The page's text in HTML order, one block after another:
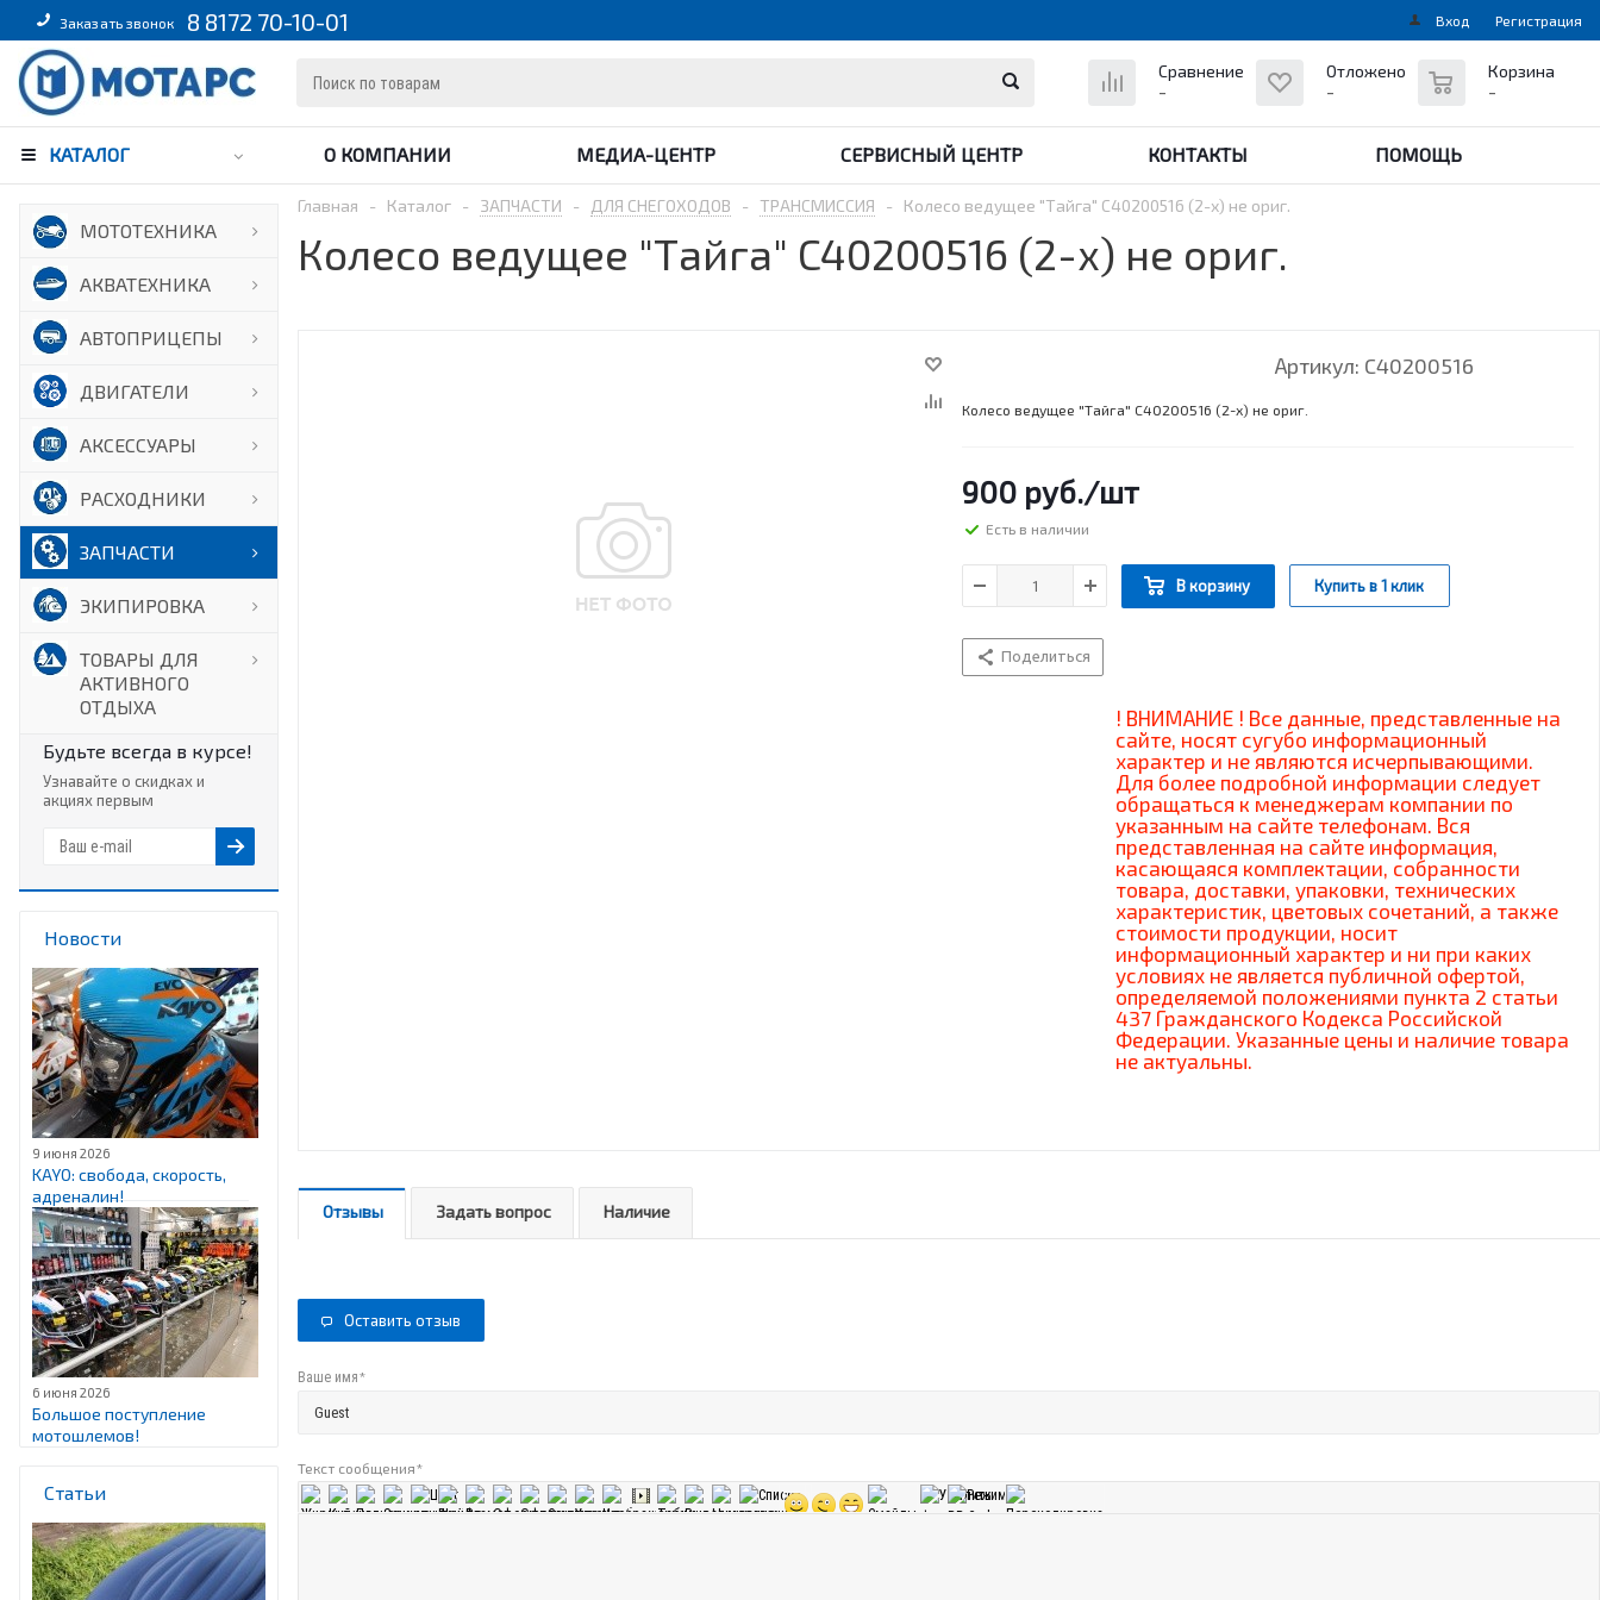
Заказать звонок 8 8172 70-10-01 Вход Регистрация
Сравнение
-
Отложено
-
Корзина
-
КАТАЛОГ О КОМПАНИИ МЕДИА-ЦЕНТР СЕРВИСНЫЙ ЦЕНТР КОНТАКТЫ ПОМОЩЬ
МОТОТЕХНИКА
АКВАТЕХНИКА
АВТОПРИЦЕПЫ
ДВИГАТЕЛИ
АКСЕССУАРЫ
РАСХОДНИКИ
ЗАПЧАСТИ
ЭКИПИРОВКА
ТОВАРЫ ДЛЯ
АКТИВНОГО
ОТДЫХА
Будьте всегда в курсе!
Узнавайте о скидках и
акциях первым
Новости
9 июня 2026
KAYO: свобода, скорость,
адреналин!
6 июня 2026
Большое поступление
мотошлемов!
Статьи
Главная - Каталог - ЗАПЧАСТИ - ДЛЯ СНЕГОХОДОВ - ТРАНСМИССИЯ - Колесо ведущее "Тайга" C40200516 (2-х) не ориг.
Колесо ведущее "Тайга" C40200516 (2-х) не ориг.
Артикул: C40200516
Колесо ведущее "Тайга" C40200516 (2-х) не ориг.
900 руб./шт
Есть в наличии
В корзину Купить в 1 клик
Поделиться
! ВНИМАНИЕ ! Все данные, представленные на
сайте, носят сугубо информационный
характер и не являются исчерпывающими.
Для более подробной информации следует
обращаться к менеджерам компании по
указанным на сайте телефонам. Вся
представленная на сайте информация,
касающаяся комплектации, собранности
товара, доставки, упаковки, технических
характеристик, цветовых сочетаний, а также
стоимости продукции, носит
информационный характер и ни при каких
условиях не является публичной офертой,
определяемой положениями пункта 2 статьи
437 Гражданского Кодекса Российской
Федерации. Указанные цены и наличие товара
не актуальны.
Отзывы Задать вопрос Наличие
Оставить отзыв
Ваше имя*
Текст сообщения*